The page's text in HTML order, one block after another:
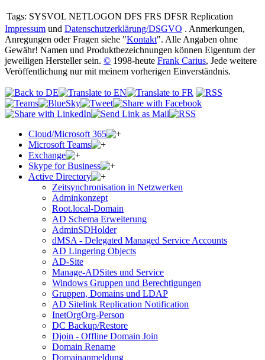
Tags: SYSVOL NETLOGON DFS FRS DFSR Replication
Impressum und Datenschutzerklärung/DSGVO . Anmerkungen,
Anregungen oder Fragen siehe "Kontakt". Alle Angaben ohne
Gewähr! Namen und Produktbezeichnungen können Eigentum der
jeweiligen Hersteller sein. © 1998-heute Frank Carius, Jede weitere
Veröffentlichung nur mit meinem vorherigen Einverständnis.
Cloud/Microsoft 365
Microsoft Teams
Exchange
Skype for Business
Active Directory
Zeitsynchronisation in Netzwerken
Adminkonzept
Root.local-Domain
AD Schema Erweiterung
AdminSDHolder
dMSA - Delegated Managed Service Accounts
AD Lingering Objects
AD-Site
Manage-ADSites und Service
Windows Gruppen und Berechtigungen
Gruppen, Domains und LDAP
AD Sitelink Replication Notification
InetOrgOrg-Person
DC Backup/Restore
Djoin - Offline Domain Join
Domain Rename
Domainanmeldung